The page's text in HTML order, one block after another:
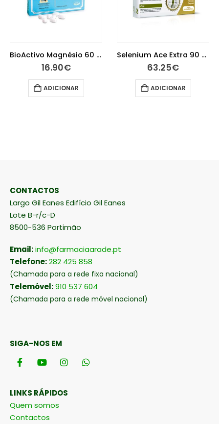
BioActivo Magnésio 60 Comprimidos
16.90€
ADICIONAR
Selenium Ace Extra 90 comprimidos
63.25€
ADICIONAR
CONTACTOS
Largo Gil Eanes Edifício Gil Eanes
Lote B-r/c-D
8500-536 Portimão
Email:info@farmaciaarade.pt
Telefone:282 425 858
(Chamada para a rede fixa nacional)
Telemóvel:910 537 604
(Chamada para a rede móvel nacional)
SIGA-NOS EM
LINKS RÁPIDOS
Quem somos
Contactos